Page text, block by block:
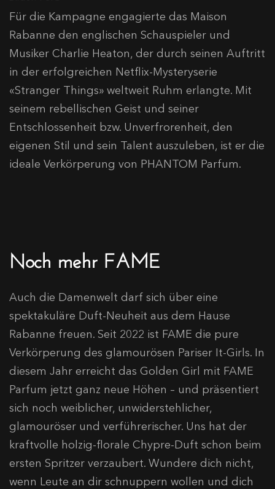
Für die Kampagne engagierte das Maison
Rabanne den englischen Schauspieler und
Musiker Charlie Heaton, der durch seinen Auftritt
in der erfolgreichen Netflix-Mysteryserie
«Stranger Things» weltweit Ruhm erlangte. Mit
seinem rebellischen Geist und seiner
Entschlossenheit bzw. Unverfrorenheit, den
eigenen Stil und sein Talent auszuleben, ist er die
ideale Verkörperung von PHANTOM Parfum.
Noch mehr FAME
Auch die Damenwelt darf sich über eine
spektakuläre Duft-Neuheit aus dem Hause
Rabanne freuen. Seit 2022 ist FAME die pure
Verkörperung des glamourösen Pariser It-Girls. In
diesem Jahr erreicht das Golden Girl mit FAME
Parfum jetzt ganz neue Höhen – und präsentiert
sich noch weiblicher, unwiderstehlicher,
glamouröser und verführerischer. Uns hat der
kraftvolle holzig-florale Chypre-Duft schon beim
ersten Spritzer verzaubert. Wundere dich nicht,
wenn Leute an dir schnuppern wollen und dich